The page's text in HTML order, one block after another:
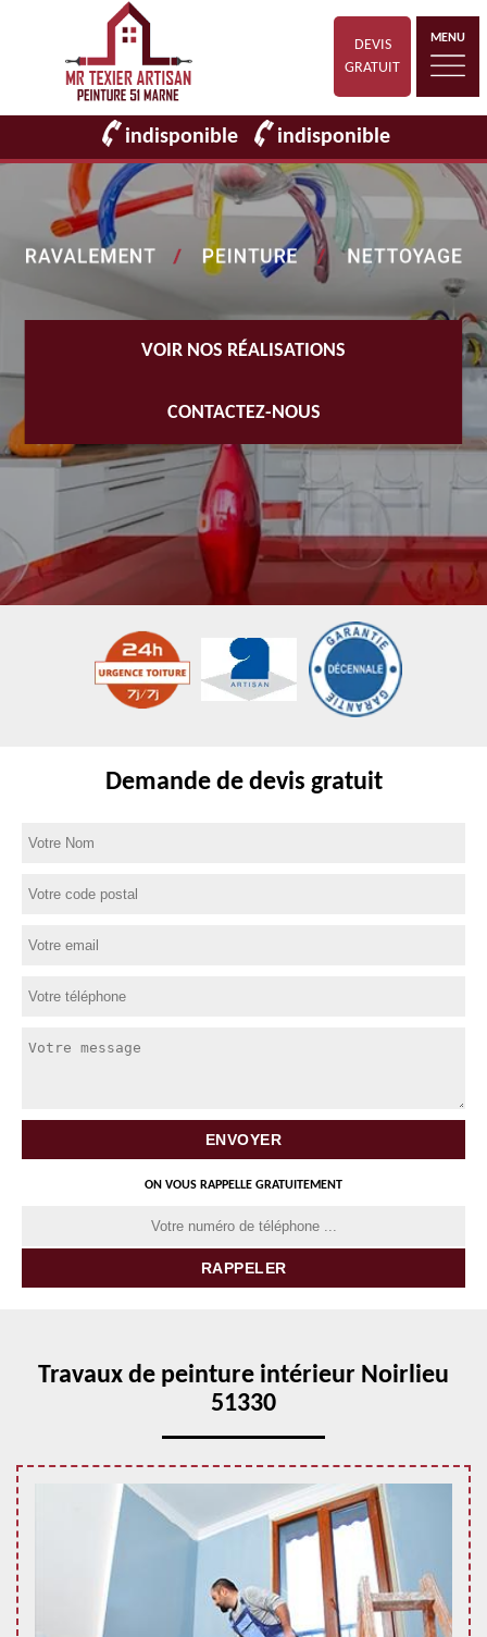
DEVIS
GRATUIT
MENU
indisponible indisponible
VOIR NOS RÉALISATIONS
CONTACTEZ-NOUS
Demande de devis gratuit
ON VOUS RAPPELLE GRATUITEMENT
Travaux de peinture intérieur Noirlieu
51330